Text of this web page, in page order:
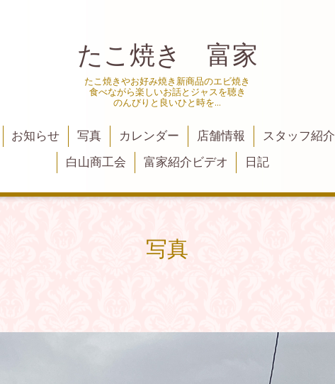
たこ焼き 富家
たこ焼きやお好み焼き新商品のエビ焼き
食べながら楽しいお話とジャスを聴き
のんびりと良いひと時を…
お知らせ 写真 カレンダー 店舗情報 スタッフ紹介
白山商工会
富家紹介ビデオ 日記
写真